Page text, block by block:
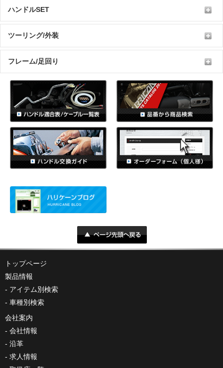
ハンドルSET
ツーリング/外装
フレーム/足回り
トップページ
製品情報
アイテム別検索
車種別検索
会社案内
会社情報
沿革
求人情報